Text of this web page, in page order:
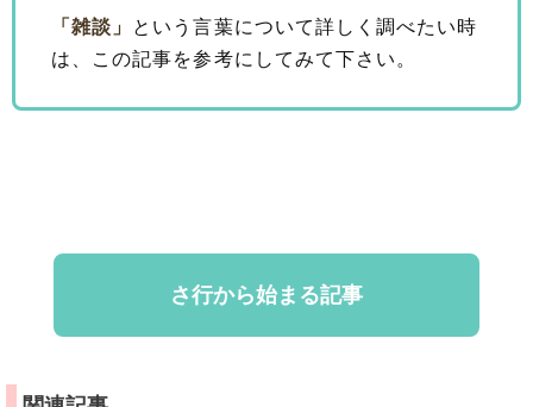
「雑談」
という言葉について詳しく調べたい時
は、この記事を参考にしてみて下さい。
さ行から始まる記事